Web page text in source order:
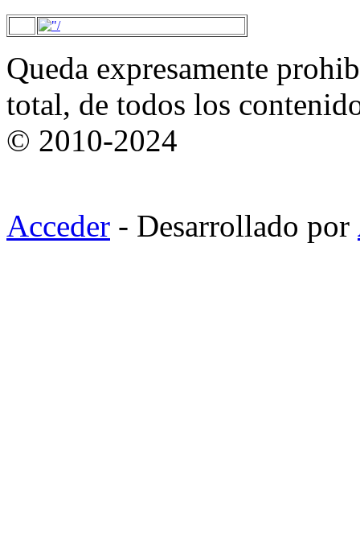
Queda expresamente
total, de todos los
© 2010-2024
Acceder - Desarrollado por